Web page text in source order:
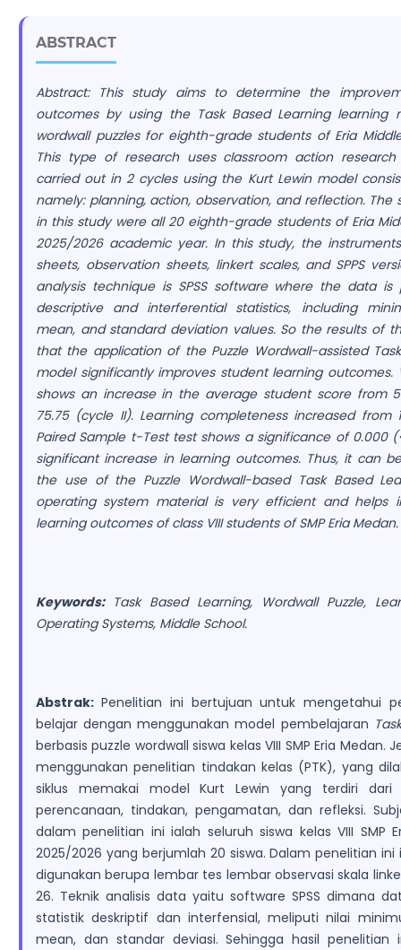
ABSTRACT
Abstract: This study aims to determine the
outcomes by using the Task Based Learning learning
wordwall puzzles for eighth-grade students of Eria
This type of research uses classroom action research
carried out in 2 cycles using the Kurt Lewin model
namely: planning, action, observation, and reflection. The
in this study were all 20 eighth-grade students of Eria
2025/2026 academic year. In this study, the
sheets, observation sheets, linkert scales, and SPPS
analysis technique is SPSS software where the data is
descriptive and interferential statistics, including
mean, and standard deviation values. So the results of
that the application of the Puzzle Wordwall-assisted
model significantly improves student learning outcomes.
shows an increase in the average student score from
75.75 (cycle II). Learning completeness increased from
Paired Sample t-Test test shows a significance of 0.000
significant increase in learning outcomes. Thus, it can
the use of the Puzzle Wordwall-based Task Based
operating system material is very efficient and helps
learning outcomes of class VIII students of SMP Eria Medan.
Keywords: Task Based Learning, Wordwall Puzzle,
Operating Systems, Middle School.
Abstrak: Penelitian ini bertujuan untuk mengetahui
belajar dengan menggunakan model pembelajaran
berbasis puzzle wordwall siswa kelas VIII SMP Eria Medan.
menggunakan penelitian tindakan kelas (PTK), yang
siklus memakai model Kurt Lewin yang terdiri
perencanaan, tindakan, pengamatan, dan refleksi.
dalam penelitian ini ialah seluruh siswa kelas VIII SMP
2025/2026 yang berjumlah 20 siswa. Dalam penelitian
digunakan berupa lembar tes lembar observasi skala
26. Teknik analisis data yaitu software SPSS dimana
statistik deskriptif dan interfensial, meliputi nilai
mean, dan standar deviasi. Sehingga hasil penelitian